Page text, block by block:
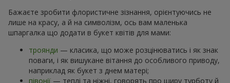
Бажаєте зробити флористичне зізнання, орієнтуючись не
лише на красу, а й на символізм, ось вам маленька
шпаргалка що додати в букет квітів для мами:
троянди — класика, що може розцінюватись і як знак
поваги, і як вишукане вітання до особливого приводу,
наприклад як букет з днем матері;
півонії — теплі та ніжні, говорять про щиру турботу й